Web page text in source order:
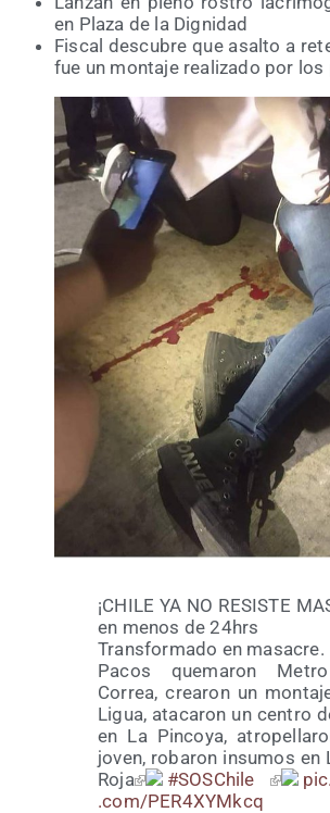
en Pla­za de la Dignidad
Fis­cal des­cu­bre que asal­to a
fue un mon­ta­je rea­li­za­do por
¡CHILE YA NO RESISTE
en menos de 24hrs
Trans­for­ma­do en masa­cre.
Pacos que­ma­ron
Correa, crea­ron un
Ligua, ata­ca­ron un cen­tro
en La Pin­co­ya,
joven, roba­ron insu­mos en
Roja
#SOS­Chi­le
.com/​P​E​R​4​X​Y​M​kcq